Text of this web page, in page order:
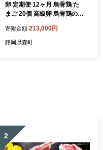
卵 定期便 12ヶ月 烏骨鶏 た
まご 20個 高級卵 烏骨鶏の卵
寄附金額 213,000円
静岡県森町
2